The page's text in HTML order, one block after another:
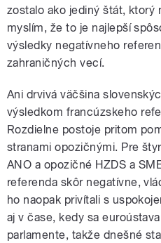
zostalo ako jediný štát, ktorý
myslím, že to je najlepší
výsledky negatívneho
zahraničných vecí.
Ani drvivá väčšina
výsledkom francúzskeho
Rozdielne postoje pritom
stranami opozičnými. Pre
ANO a opozičné HZDS a
referenda skôr negatívne,
ho naopak privítali s
aj v čase, kedy sa
parlamente, takže dnešné